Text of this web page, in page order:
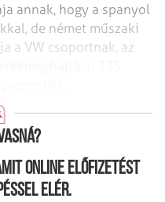
annak, hogy a spanyol
de német műszaki
a VW csoportnak, az
gyönyör?
online előfizetést
elér.